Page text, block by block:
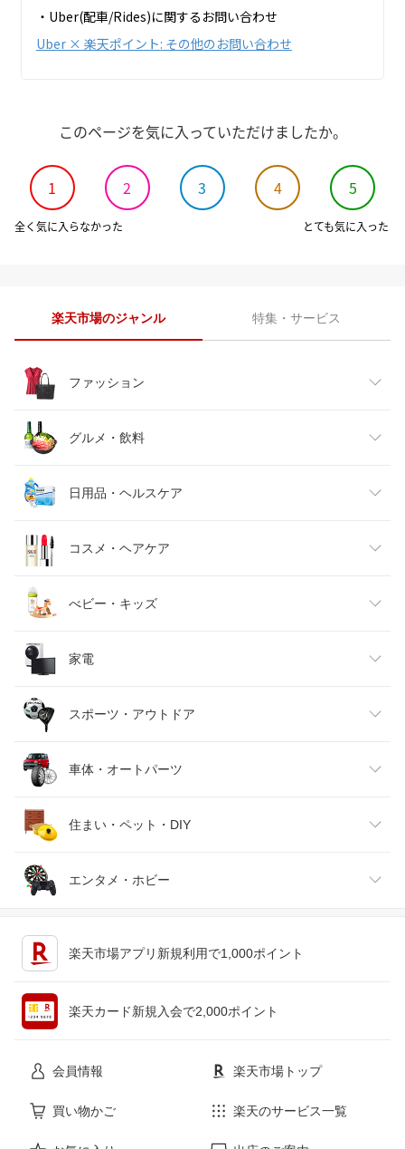
・Uber(配車/Rides)に関するお問い合わせ
Uber × 楽天ポイント: その他のお問い合わせ
このページを気に入っていただけましたか。
1 2 3 4 5
全く気に入らなかった とても気に入った
楽天市場のジャンル 特集・サービス
ファッション
レディースファッション
メンズファッション
キッズファッション
ベビーファッション
インナー・下着・ナイトウェア
バッグ・小物・ブランド雑貨
靴
腕時計
ジュエリー・アクセサリー
グルメ・飲料
食品
スイーツ・お菓子
水・ソフトドリンク
ビール・洋酒
ワイン
日本酒・焼酎
日用品・ヘルスケア
日用品雑貨・文房具・手芸
ダイエット・健康
医薬品・コンタクト・介護
コスメ・ヘアケア
美容・コスメ・香水
べビー・キッズ
キッズ・ベビー・マタニティ
おもちゃ
家電
家電
TV・オーディオ・カメラ
スマートフォン・タブレット
パソコン・周辺機器
スポーツ・アウトドア
スポーツ・アウトドア
ゴルフ
車体・オートパーツ
車用品・バイク用品
車・バイク
住まい・ペット・DIY
インテリア・寝具・収納
エンタメ・ホビー
楽天市場アプリ新規利用で1,000ポイント
楽天カード新規入会で2,000ポイント
会員情報 楽天市場トップ
買い物かご 楽天のサービス一覧